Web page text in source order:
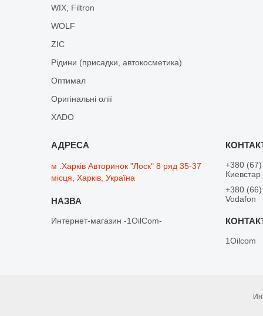
WIX, Filtron
WOLF
ZIC
Рідини (присадки, автокосметика)
Оптимал
Оригінальні олії
XADO
м .Харків Авторинок "Лоск" 8 ряд 35-37
місця, Харків, Україна
Интернет-магазин -1OilCom-
+380
Киевстар
+380
Vodafon
1Oilcom